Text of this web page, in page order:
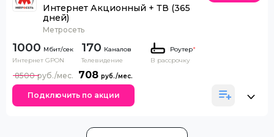
Интернет Акционный + ТВ (365
дней)
Метросеть
1000
Интернет GPON
170 Каналов
Телевидение
Роутер*
В рассрочку
708
8500
Подключить по акции